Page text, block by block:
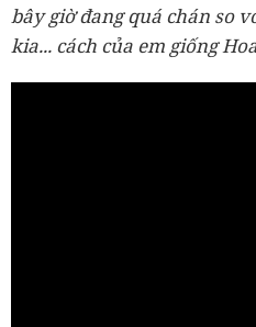
bây giờ đang quá chán so
kia... cách của em giống